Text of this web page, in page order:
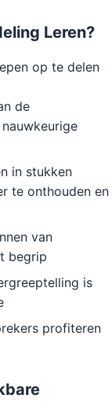
Leren?
op te delen
de
in stukken
te onthouden en
van
begrip
is
profiteren